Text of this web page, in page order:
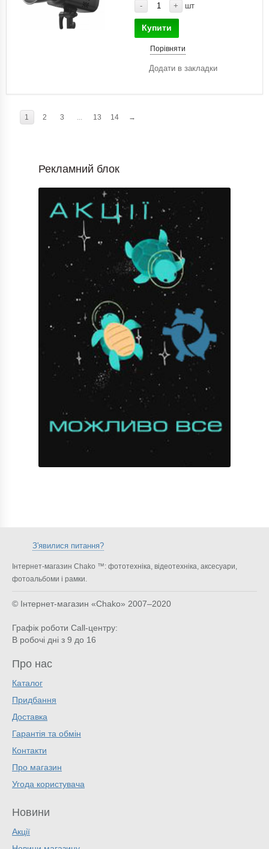
- + шт
Купити
Порівняти
Додати в закладки
1 2 3 13 14 →
Рекламний блок
З'явилися питання?
Інтернет-магазин Chako ™: фототехніка, відеотехніка, аксесуари,
фотоальбоми і рамки.
© Інтернет-магазин «Chako» 2007–2020
Графік роботи Call-центру:
В робочі дні з 9 до 16
Про нас
Каталог
Придбання
Доставка
Гарантія та обмін
Контакти
Про магазин
Угода користувача
Новини
Акції